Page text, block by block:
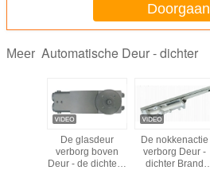
Doorgaan
Meer Automatische Deur - dichter
De glasdeur
verborg boven
Deur - de dichtere
De nokkenactie
verborg Deur -
dichter Brand